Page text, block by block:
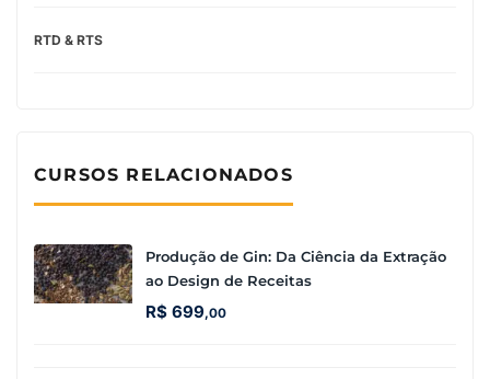
RTD & RTS
CURSOS RELACIONADOS
Produção de Gin: Da Ciência da Extração
ao Design de Receitas
R$ 699,00